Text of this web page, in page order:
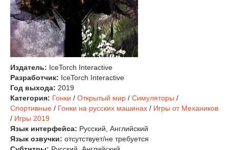
Издатель: IceTorch Interactive
Разработчик: IceTorch Interactive
Год выхода: 2019
Категория: Гонки / Открытый мир / Симуляторы /
Спортивные / Гонки на русских машинах / Игры от Механиков
/ Игры 2019
Язык интерфейса: Русский, Английский
Язык озвучки: отсутствует/не требуется